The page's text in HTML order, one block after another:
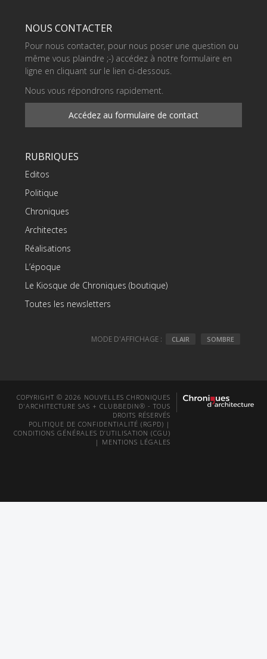
NOUS CONTACTER
Pour nous contacter, pour nous poser une question ou
même vous plaindre ;-) accédez à notre formulaire en
ligne en cliquant sur le lien ci-dessous.
Nous vous répondrons rapidement.
Accédez au formulaire de contact
RUBRIQUES
Editos
Politique
Chroniques
Architectes
Réalisations
L’époque
Le Kiosque de Chroniques (boutique)
Toutes les newsletters
MODE D'AFFICHAGE : CLAIR SOMBRE
COPYRIGHT © 2026 NOUVELLES CHRONIQUES
D'ARCHITECTURE SAS + CLUBBEDIN® - TOUS
DROITS RÉSERVÉS
POLITIQUE DE CONFIDENTIALITÉ (RGPD) |
CONDITIONS GÉNÉRALES D’UTILISATION (CGU)
| MENTIONS LÉGALES